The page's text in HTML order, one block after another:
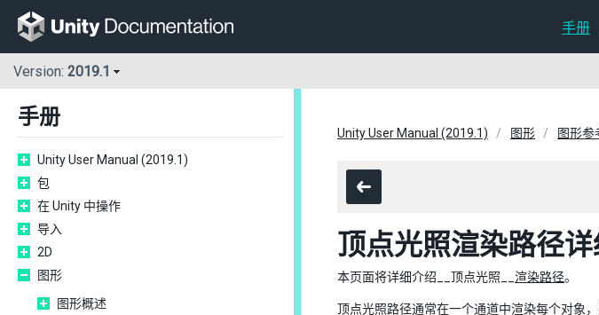
手册
Version: 2019.1
手册
Unity User Manual (2019.1)
包
在 Unity 中操作
导入
2D
图形
图形概述
Unity User Manual (2019.1) 图形 图形参
顶点光照渲染路径
本页面将详细介绍__顶点光照__ 渲染路径。
顶点光照路径通常在一个通道中渲染每个对象